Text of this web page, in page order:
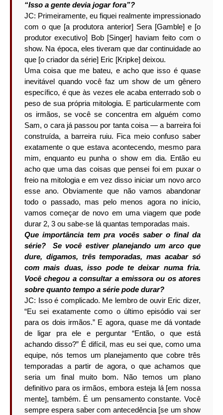
“Isso a gente devia jogar fora”?
JC: Primeiramente, eu fiquei realmente impressionado
com o que [a produtora anterior] Sera [Gamble] e [o
produtor executivo] Bob [Singer] haviam feito com o
show. Na época, eles tiveram que dar continuidade ao
que [o criador da série] Eric [Kripke] deixou.
Uma coisa que me bateu, e acho que isso é quase
inevitável quando você faz um show de um gênero
específico, é que às vezes ele acaba enterrado sob o
peso de sua própria mitologia. E particularmente com
os irmãos, se você se concentra em alguém como
Sam, o cara já passou por tanta coisa — a barreira foi
construída, a barreira ruiu. Fica meio confuso saber
exatamente o que estava acontecendo, mesmo para
mim, enquanto eu punha o show em dia. Então eu
acho que uma das coisas que pensei foi em puxar o
freio na mitologia e em vez disso iniciar um novo arco
esse ano. Obviamente que não vamos abandonar
todo o passado, mas pelo menos agora no início,
vamos começar de novo em uma viagem que pode
durar 2, 3 ou sabe-se lá quantas temporadas mais.
Que importância tem pra vocês saber o final da
série? Se você estiver planejando um arco que
dure, digamos, três temporadas, mas acabar só
com mais duas, isso pode te deixar numa fria.
Você chegou a consultar a emissora ou os atores
sobre quanto tempo a série pode durar?
JC: Isso é complicado. Me lembro de ouvir Eric dizer,
“Eu sei exatamente como o último episódio vai ser
para os dois irmãos.” E agora, quase me dá vontade
de ligar pra ele e perguntar “Então, o que está
achando disso?” É difícil, mas eu sei que, como uma
equipe, nós temos um planejamento que cobre três
temporadas a partir de agora, o que achamos que
seria um final muito bom. Não temos um plano
definitivo para os irmãos, embora esteja lá [em nossa
mente], também. É um pensamento constante. Você
sempre espera saber com antecedência [se um show